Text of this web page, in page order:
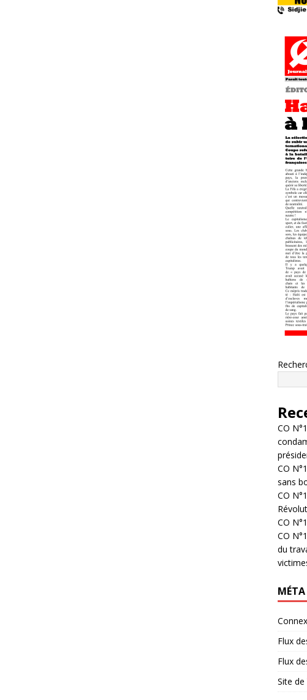
CO
CO
sans
CO
CO
CO
du
MÉTA
Flux
Flux
Site de